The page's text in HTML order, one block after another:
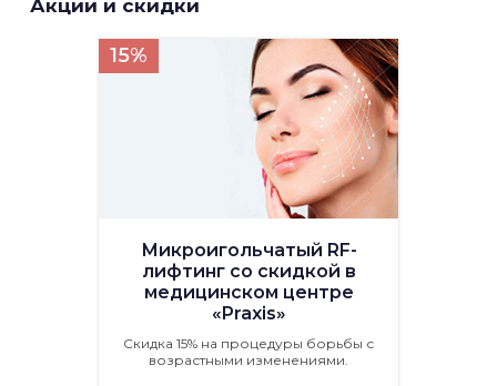
Акции и скидки
15%
Микроигольчатый RF-
лифтинг со скидкой в
медицинском центре
«Praxis»
Скидка 15% на процедуры борьбы с
возрастными изменениями.